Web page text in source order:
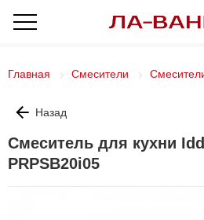
Главная Смесители
Назад
Смеситель для кухни
PRPSB20i05